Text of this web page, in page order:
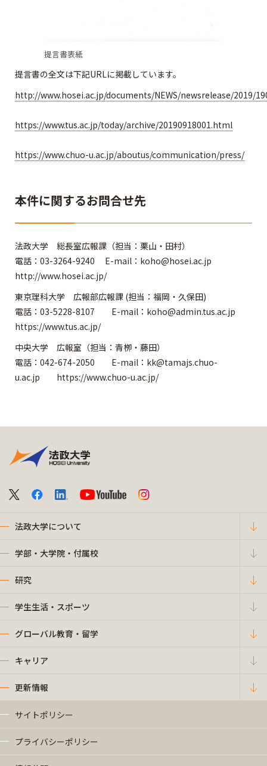
提言書表紙
提言書の全文は下記URLに掲載しています。
http://www.hosei.ac.jp/documents/NEWS/newsrelease/2019/
https://www.tus.ac.jp/today/archive/20190918001.html
https://www.chuo-u.ac.jp/aboutus/communication/press/
本件に関するお問合せ先
法政大学 総長室広報課（担当：栗山・田村）
電話：03-3264-9240 E-mail：koho@hosei.ac.jp
http://www.hosei.ac.jp/
東京理科大学 広報部広報課 (担当：福岡・久保田)
電話：03-5228-8107 E-mail：koho@admin.tus.ac.jp
https://www.tus.ac.jp/
中央大学 広報室（担当：青栁・藤田）
電話：042-674-2050 E-mail：kk@tamajs.chuo-
u.ac.jp https://www.chuo-u.ac.jp/
法政大学について
学部・大学院・付属校
研究
学生生活・スポーツ
グローバル教育・留学
キャリア
更新情報
サイトポリシー
プライバシーポリシー